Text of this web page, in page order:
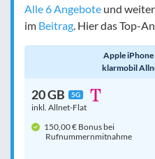
Alle 6 Angebote und
im Beitrag. Hier das Top-
Apple iPhone
klarmobil
20 GB 5G
inkl. Allnet-Flat
150,00 € Bonus bei
Rufnummern­mitnahme